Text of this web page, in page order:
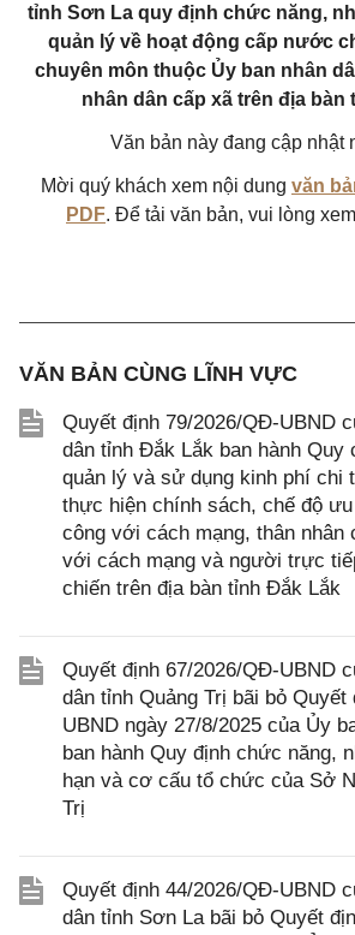
tỉnh Sơn La quy định chức năng,
quản lý về hoạt động cấp nước
chuyên môn thuộc Ủy ban nhân
nhân dân cấp xã trên địa bàn
Văn bản này đang cập nhật
Mời quý khách xem nội dung văn
PDF. Để tải văn bản, vui lòng
VĂN BẢN CÙNG LĨNH VỰC
Quyết định 79/2026/QĐ-UBND
dân tỉnh Đắk Lắk ban hành Quy
quản lý và sử dụng kinh phí chi
thực hiện chính sách, chế độ
công với cách mạng, thân nhân
với cách mạng và người trực
chiến trên địa bàn tỉnh Đắk Lắk
Quyết định 67/2026/QĐ-UBND
dân tỉnh Quảng Trị bãi bỏ Quyết
UBND ngày 27/8/2025 của Ủy
ban hành Quy định chức năng,
hạn và cơ cấu tổ chức của Sở
Trị
Quyết định 44/2026/QĐ-UBND
dân tỉnh Sơn La bãi bỏ Quyết